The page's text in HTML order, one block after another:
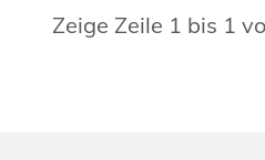
Zeige Zeile 1 bis 1